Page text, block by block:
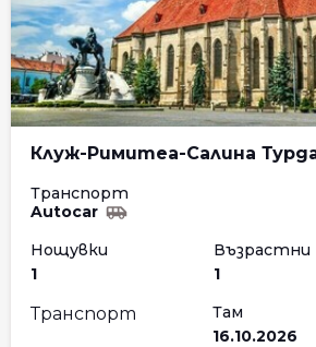
Клуж-Римитеа-Салина
Транспорт
Autocar
Нощувки
1
Възрастни
1
Транспорт
Там
16.10.2026